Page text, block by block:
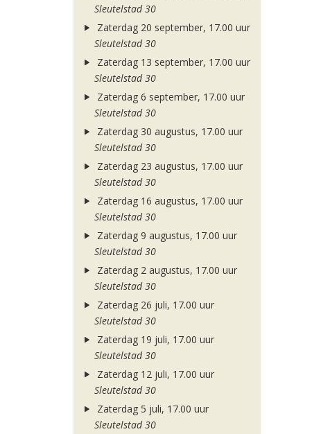
Sleutelstad 30
Zaterdag 20 september, 17.00 uur
Sleutelstad 30
Zaterdag 13 september, 17.00 uur
Sleutelstad 30
Zaterdag 6 september, 17.00 uur
Sleutelstad 30
Zaterdag 30 augustus, 17.00 uur
Sleutelstad 30
Zaterdag 23 augustus, 17.00 uur
Sleutelstad 30
Zaterdag 16 augustus, 17.00 uur
Sleutelstad 30
Zaterdag 9 augustus, 17.00 uur
Sleutelstad 30
Zaterdag 2 augustus, 17.00 uur
Sleutelstad 30
Zaterdag 26 juli, 17.00 uur
Sleutelstad 30
Zaterdag 19 juli, 17.00 uur
Sleutelstad 30
Zaterdag 12 juli, 17.00 uur
Sleutelstad 30
Zaterdag 5 juli, 17.00 uur
Sleutelstad 30